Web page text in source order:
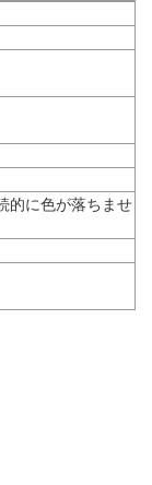
的に色が落ちませ